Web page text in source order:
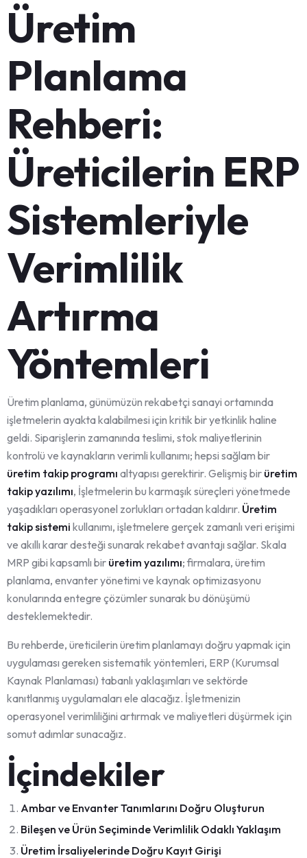
Üretim
Planlama
Rehberi:
Üreticilerin ERP
Sistemleriyle
Verimlilik
Artırma
Yöntemleri
Üretim planlama, günümüzün rekabetçi sanayi ortamında
işletmelerin ayakta kalabilmesi için kritik bir yetkinlik haline
geldi. Siparişlerin zamanında teslimi, stok maliyetlerinin
kontrolü ve kaynakların verimli kullanımı; hepsi sağlam bir
üretim takip programı altyapısı gerektirir. Gelişmiş bir üretim
takip yazılımı, İşletmelerin bu karmaşık süreçleri yönetmede
yaşadıkları operasyonel zorlukları ortadan kaldırır. Üretim
takip sistemi kullanımı, işletmelere gerçek zamanlı veri erişimi
ve akıllı karar desteği sunarak rekabet avantajı sağlar. Skala
MRP gibi kapsamlı bir üretim yazılımı; firmalara, üretim
planlama, envanter yönetimi ve kaynak optimizasyonu
konularında entegre çözümler sunarak bu dönüşümü
desteklemektedir.
Bu rehberde, üreticilerin üretim planlamayı doğru yapmak için
uygulaması gereken sistematik yöntemleri, ERP (Kurumsal
Kaynak Planlaması) tabanlı yaklaşımları ve sektörde
kanıtlanmış uygulamaları ele alacağız. İşletmenizin
operasyonel verimliliğini artırmak ve maliyetleri düşürmek için
somut adımlar sunacağız.
İçindekiler
Ambar ve Envanter Tanımlarını Doğru Oluşturun
Bileşen ve Ürün Seçiminde Verimlilik Odaklı Yaklaşım
Üretim İrsaliyelerinde Doğru Kayıt Girişi